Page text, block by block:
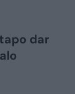
dar